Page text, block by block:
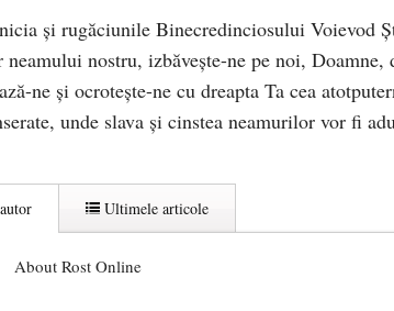
şi rugăciunile Binecredinciosului Voievod
nostru, izbăveşte-ne pe noi, Doamne,
ne şi ocroteşte-ne cu dreapta Ta cea
unde slava şi cinstea neamurilor vor fi
Ultimele articole
About Rost Online